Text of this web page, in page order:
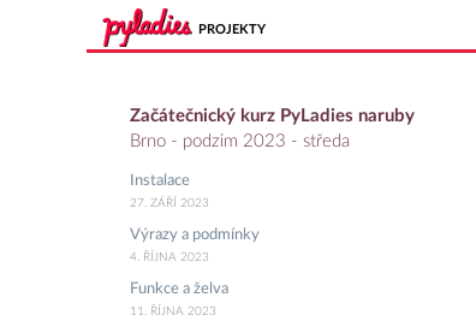
PROJEKTY
Začátečnický kurz PyLadies naruby
Brno - podzim 2023 - středa
Instalace
27. ZÁŘÍ 2023
Výrazy a podmínky
4. ŘÍJNA 2023
Funkce a želva
11. ŘÍJNA 2023